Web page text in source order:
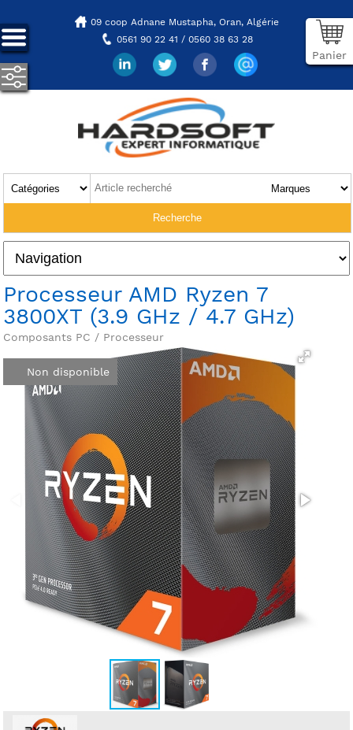
09 coop Adnane Mustapha, Oran, Algérie
0561 90 22 41 / 0560 38 63 28
Panier
Processeur AMD Ryzen 7
3800XT (3.9 GHz / 4.7 GHz)
Composants PC / Processeur
Non disponible